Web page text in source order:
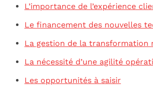
L’importance de l’expérience
Le financement des nouvelles
La gestion de la transformation
La nécessité d’une agilité
Les opportunités à saisir